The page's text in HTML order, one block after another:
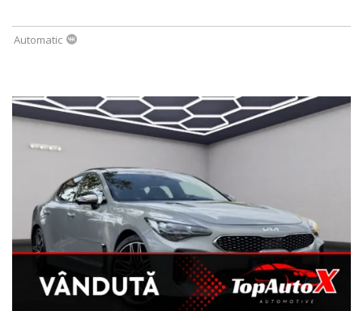
Automatic